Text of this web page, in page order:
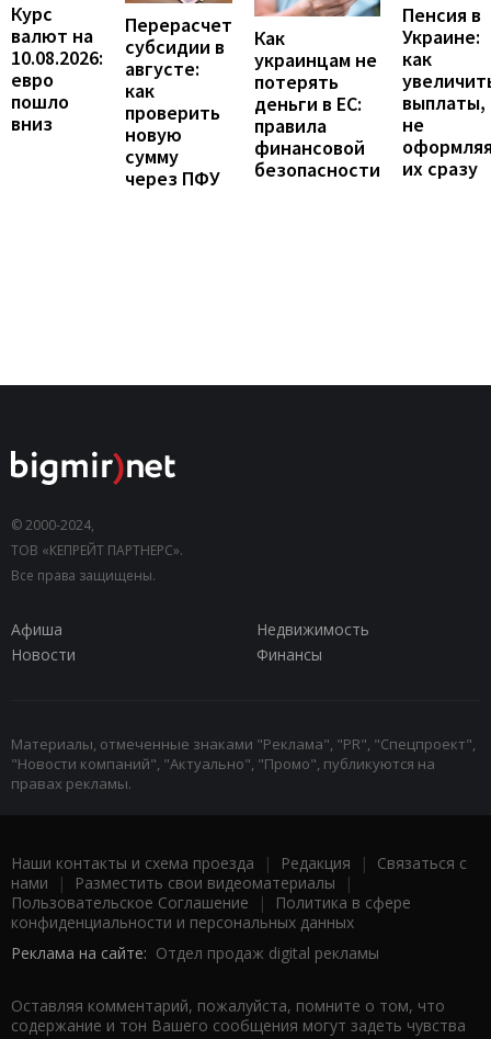
Курс
валют на
10.08.2026:
евро
пошло
вниз
Перерасчет
субсидии в
августе:
как
проверить
новую
сумму
через ПФУ
Как
украинцам не
потерять
деньги в ЕС:
правила
финансовой
безопасности
Пенсия в
Украине:
как
выплаты,
не
их сразу
© 2000-2024,
ТОВ «КЕПРЕЙТ ПАРТНЕРС».
Все права защищены.
Афиша
Недвижимость
Новости
Финансы
Материалы, отмеченные знаками "Реклама", "PR", "Спецпроект",
"Новости компаний", "Актуально", "Промо", публикуются на
правах рекламы.
Наши контакты и схема проезда | Редакция | Связаться с
нами | Разместить свои видеоматериалы |
Пользовательское Соглашение |
Политика в сфере
конфиденциальности и персональных данных
Реклама на сайте: Отдел продаж digital рекламы
Оставляя комментарий, пожалуйста, помните о том, что
содержание и тон Вашего сообщения могут задеть чувства